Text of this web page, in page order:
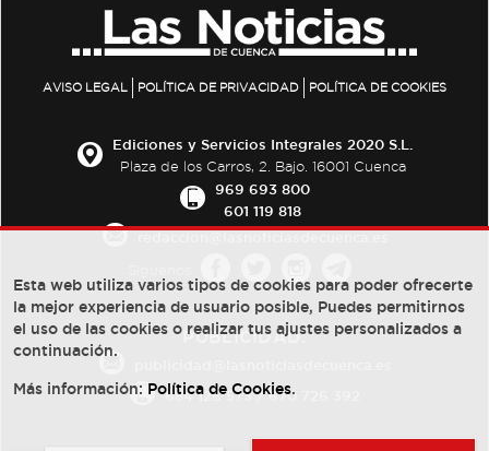
AVISO LEGAL POLÍTICA DE PRIVACIDAD POLÍTICA DE COOKIES
Ediciones y Servicios Integrales 2020 S.L.
Plaza de los Carros, 2. Bajo. 16001 Cuenca
969 693 800
601 119 818
PUBLICIDAD:
684 126 573/670 726 392
Esta web utiliza varios tipos de cookies para poder ofrecerte
la mejor experiencia de usuario posible, Puedes permitirnos
el uso de las cookies o realizar tus ajustes personalizados a
continuación.
Más información: Política de Cookies.